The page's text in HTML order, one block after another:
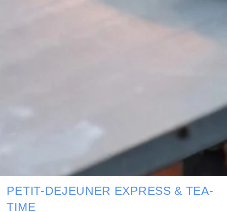
PETIT-DEJEUNER EXPRESS & TEA-
TIME